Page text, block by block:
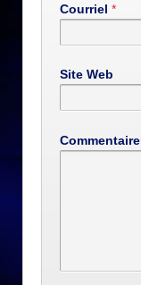
Courriel *
Site Web
Commentaire